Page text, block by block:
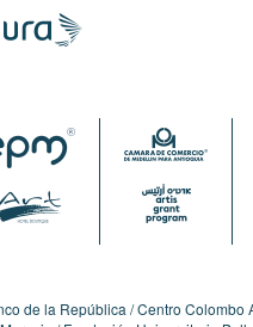
de la República Centro Colombo